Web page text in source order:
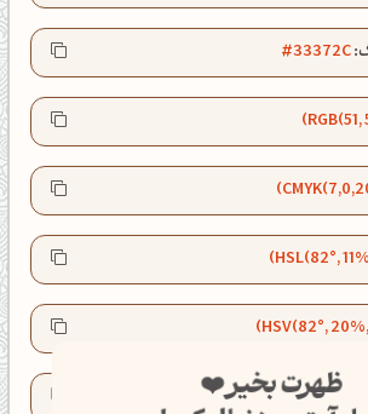
#33372C
RGB(51,
HSL(82°,
HSV(82°,
LAB(22.4, -
ظهرت بخیر❤️